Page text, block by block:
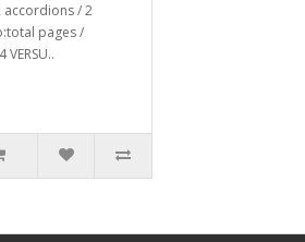
accordions / 2
pages /